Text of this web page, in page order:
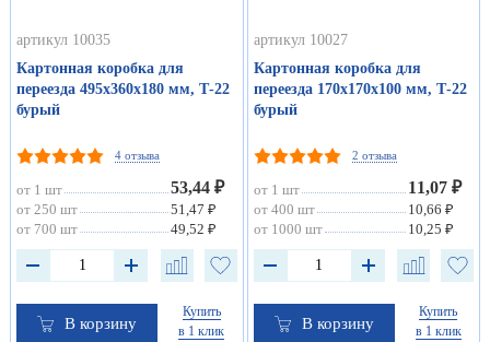
артикул 10035
Картонная коробка для
переезда 495х360х180 мм, Т-22
бурый
4 отзыва
от 1 шт 53,44 ₽
от 250 шт
51,47 ₽
от 700 шт
49,52 ₽
В корзину
Купить
в 1 клик
артикул 10027
Картонная коробка для
переезда 170х170х100 мм, Т-22
бурый
2 отзыва
от 1 шт 11,07 ₽
от 400 шт
10,66 ₽
от 1000 шт
10,25 ₽
В корзину
Купить
в 1 клик